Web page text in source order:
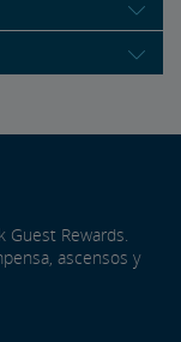
Rewards.
ascensos y